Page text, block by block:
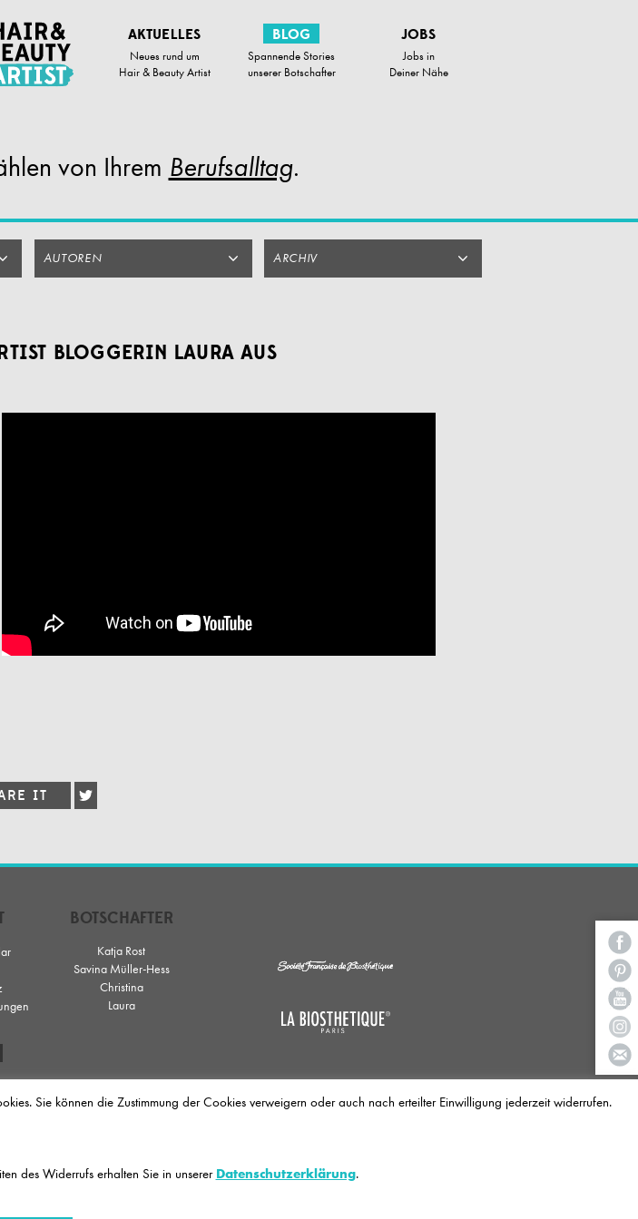
AKTUELLES
Neues rund um
Hair & Beauty Artist
BLOG
Spannende Stories
unserer Botschafter
JOBS
Jobs in
Deiner Nähe
von Ihrem Berufsalltag.
AUTOREN ARCHIV
BLOGGERIN LAURA AUS
BOTSCHAFTER
Katja Rost
Savina Müller-Hess
Christina
Laura
of Total Beauty, dessen Fokus das gesamtheitlichen Wohlbefinden des
La Biosthétique-Salons zu bewerben, egal ob es sich um einen Ausbildungsplatz,
Sie können die Zustimmung der Cookies verweigern oder auch nach erteilter Einwilligung jederzeit widerrufen.
des Widerrufs erhalten Sie in unserer Datenschutzerklärung.